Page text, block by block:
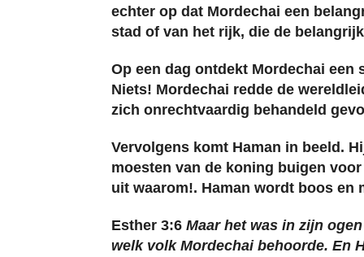
echter op dat Mordechai een
stad of van het rijk, die de
Op een dag ontdekt Mordechai een
Niets! Mordechai redde de
zich onrechtvaardig behandeld
Vervolgens komt Haman in beeld.
moesten van de koning buigen
uit waarom!. Haman wordt boos en
Esther 3:6 Maar het was in zijn
welk volk Mordechai behoorde. En